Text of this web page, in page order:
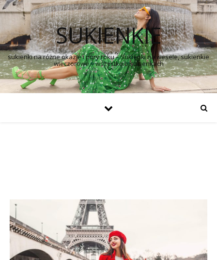
SUKIENKIE
sukienki na różne okazje i pory roku – Sukienki na wesele, sukienkie
wieczorowe – wszystko o sukienkach